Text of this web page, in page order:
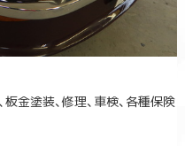
板金塗装、修理、車検、各種保険